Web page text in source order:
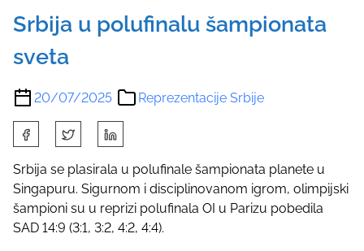
Srbija u polufinalu šampionata
sveta
20/07/2025 Reprezentacije Srbije
h
a
r
e
t
Srbija se plasirala u polufinale šampionata planete u
Singapuru. Sigurnom i disciplinovanom igrom, olimpijski
šampioni su u reprizi polufinala OI u Parizu pobedila
SAD 14:9 (3:1, 3:2, 4:2, 4:4).